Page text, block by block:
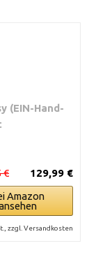
(EIN-Hand-
129,99 €
€
Amazon
zzgl. Versandkosten